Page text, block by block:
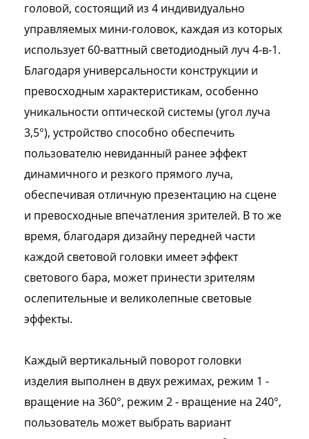
головой, состоящий из 4 индивидуально
управляемых мини-головок, каждая из которых
использует 60-ваттный светодиодный луч 4-в-1.
Благодаря универсальности конструкции и
превосходным характеристикам, особенно
уникальности оптической системы (угол луча
3,5°), устройство способно обеспечить
пользователю невиданный ранее эффект
динамичного и резкого прямого луча,
обеспечивая отличную презентацию на сцене
и превосходные впечатления зрителей. В то же
время, благодаря дизайну передней части
каждой световой головки имеет эффект
светового бара, может принести зрителям
ослепительные и великолепные световые
эффекты.
Каждый вертикальный поворот головки
изделия выполнен в двух режимах, режим 1 -
вращение на 360°, режим 2 - вращение на 240°,
пользователь может выбрать вариант